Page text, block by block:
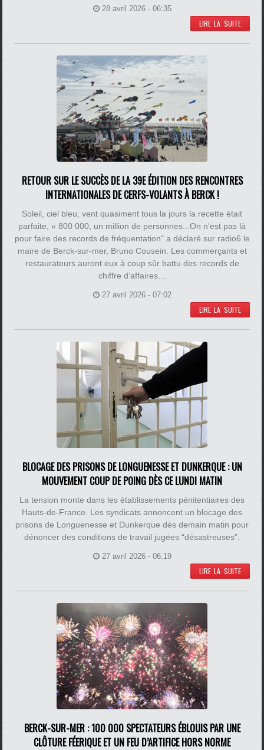
28 avril 2026 - 06:35
LIRE LA SUITE
RETOUR SUR LE SUCCÈS DE LA 39E ÉDITION DES RENCONTRES
INTERNATIONALES DE CERFS-VOLANTS À BERCK !
Soleil, ciel bleu, vent quasiment tous la jours la recette était
parfaite, « 800 000, un million de personnes...On n'est pas là
pour faire des records de fréquentation" a déclaré sur radio6 le
maire de Berck-sur-mer, Bruno Cousein. Les commerçants et
restaurateurs auront eux à coup sûr battu des records de
chiffre d’affaires…
27 avril 2026 - 07:02
LIRE LA SUITE
BLOCAGE DES PRISONS DE LONGUENESSE ET DUNKERQUE : UN
MOUVEMENT COUP DE POING DÈS CE LUNDI MATIN
La tension monte dans les établissements pénitentiaires des
Hauts-de-France. Les syndicats annoncent un blocage des
prisons de Longuenesse et Dunkerque dès demain matin pour
dénoncer des conditions de travail jugées “désastreuses”.
27 avril 2026 - 06:19
LIRE LA SUITE
BERCK-SUR-MER : 100 000 SPECTATEURS ÉBLOUIS PAR UNE
CLÔTURE FÉERIQUE ET UN FEU D’ARTIFICE HORS NORME